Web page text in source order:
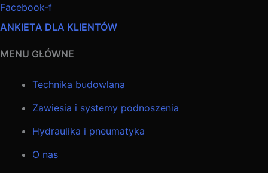
Facebook-f
ANKIETA DLA KLIENTÓW
MENU GŁÓWNE
Technika budowlana
Zawiesia i systemy podnoszenia
Hydraulika i pneumatyka
O nas